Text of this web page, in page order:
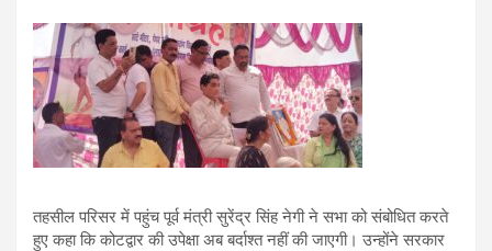
तहसील परिसर में पहुंच पूर्व मंत्री सुरेंद्र सिंह नेगी ने सभा को संबोधित करते
हुए कहा कि कोटद्वार की उपेक्षा अब बर्दाश्त नहीं की जाएगी। उन्होंने सरकार